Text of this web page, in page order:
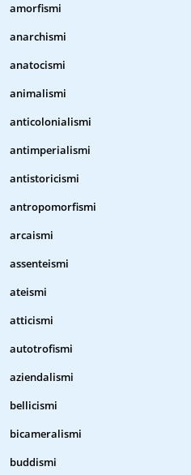
amorfismi
anarchismi
anatocismi
animalismi
anticolonialismi
antimperialismi
antistoricismi
antropomorfismi
arcaismi
assenteismi
ateismi
atticismi
autotrofismi
aziendalismi
bellicismi
bicameralismi
buddismi